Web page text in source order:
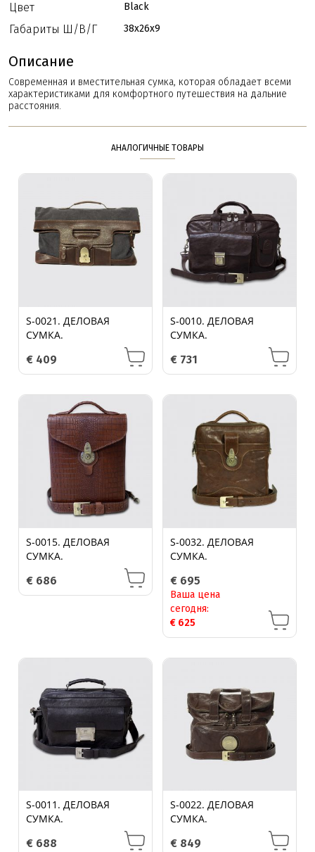
Цвет Black
Габариты Ш/В/Г 38x26x9
Описание
Современная и вместительная сумка, которая обладает всеми
характеристиками для комфортного путешествия на дальние
расстояния.
АНАЛОГИЧНЫЕ ТОВАРЫ
S-0021. ДЕЛОВАЯ
СУМКА.
€ 409
S-0010. ДЕЛОВАЯ
СУМКА.
€ 731
S-0015. ДЕЛОВАЯ
СУМКА.
€ 686
S-0032. ДЕЛОВАЯ
СУМКА.
€ 695
Ваша цена
сегодня:
€ 625
S-0011. ДЕЛОВАЯ
СУМКА.
€ 688
S-0022. ДЕЛОВАЯ
СУМКА.
€ 849